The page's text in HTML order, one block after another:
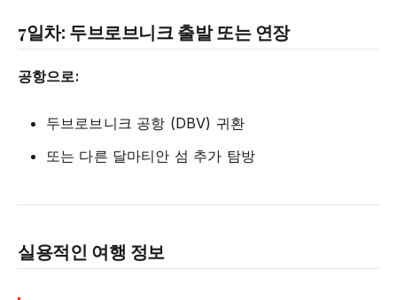
7일차: 두브로브니크 출발 또는 연장
공항으로:
두브로브니크 공항 (DBV) 귀환
또는 다른 달마티안 섬 추가 탐방
실용적인 여행 정보